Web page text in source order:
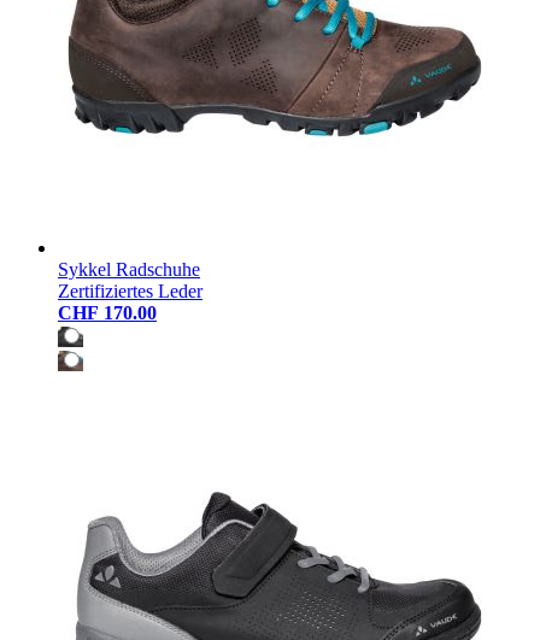
Sykkel Radschuhe
Zertifiziertes Leder
CHF 170.00